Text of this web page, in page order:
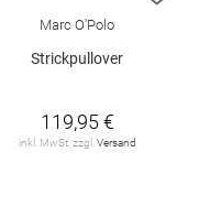
Marc O'Polo
Strickpullover
119,95 €
inkl. MwSt. zzgl. Versand